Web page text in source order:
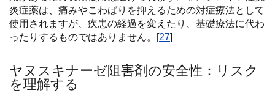
炎症薬は、痛みやこわばりを抑えるための対症療法として
使用されますが、疾患の経過を変えたり、基礎療法に代わ
ったりするものではありません。[27]
ヤヌスキナーゼ阻害剤の安全性：リスク
を理解する